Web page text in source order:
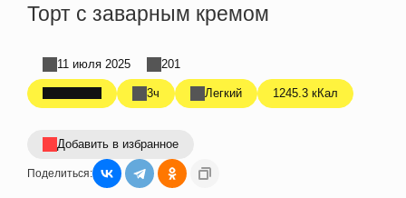
Торт с заварным кремом
3ч Легкий 1245.3 кКал
11 июля 2025 201
Добавить в избранное
Поделиться: